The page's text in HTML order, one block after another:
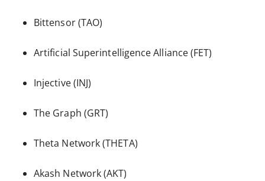
Bittensor (TAO)
Artificial Superintelligence Alliance (FET)
Injective (INJ)
The Graph (GRT)
Theta Network (THETA)
Akash Network (AKT)